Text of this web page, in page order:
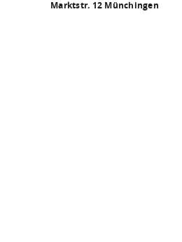
Marktstr. 12 Münchingen